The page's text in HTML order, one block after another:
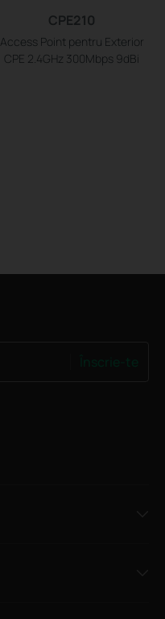
CPE210
Access Point pentru Exterior
CPE 2.4GHz 300Mbps 9dBi